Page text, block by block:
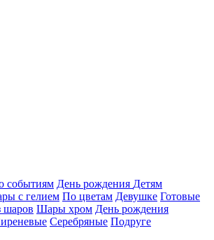
событиям День рождения Детям
с гелием По цветам Девушке Готовые
шаров Шары хром День рождения
Серебряные Подруге